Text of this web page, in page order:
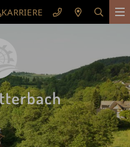
KARRIERE